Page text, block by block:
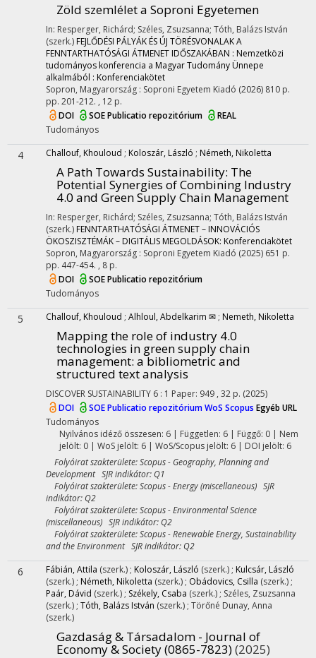
Zöld szemlélet a Soproni Egyetemen
In: Resperger, Richárd; Széles, Zsuzsanna; Tóth, Balázs István
(szerk.) FEJLŐDÉSI PÁLYÁK ÉS ÚJ TÖRÉSVONALAK A
FENNTARTHATÓSÁGI ÁTMENET IDŐSZAKÁBAN : Nemzetközi
tudományos konferencia a Magyar Tudomány Ünnepe
alkalmából : Konferenciakötet
Sopron, Magyarország : Soproni Egyetem Kiadó (2026) 810 p.
pp. 201-212. , 12 p.
DOI
SOE Publicatio repozitórium
REAL
Tudományos
4 Challouf, Khouloud ; Koloszár, László ; Németh, Nikoletta
A Path Towards Sustainability: The
Potential Synergies of Combining Industry
4.0 and Green Supply Chain Management
In: Resperger, Richárd; Széles, Zsuzsanna; Tóth, Balázs István
(szerk.) FENNTARTHATÓSÁGI ÁTMENET – INNOVÁCIÓS
ÖKOSZISZTÉMÁK – DIGITÁLIS MEGOLDÁSOK: Konferenciakötet
Sopron, Magyarország : Soproni Egyetem Kiadó (2025) 651 p.
pp. 447-454. , 8 p.
DOI
SOE Publicatio repozitórium
Tudományos
5 Challouf, Khouloud ; Alhloul, Abdelkarim ✉ ; Nemeth, Nikoletta
Mapping the role of industry 4.0
technologies in green supply chain
management: a bibliometric and
structured text analysis
DISCOVER SUSTAINABILITY 6 : 1 Paper: 949 , 32 p. (2025)
DOI
SOE Publicatio repozitóriumWoS Scopus Egyéb URL
Tudományos
Nyilvános idéző összesen: 6| Független: 6 | Függő: 0 | Nem
jelölt: 0 | WoS jelölt: 6 | WoS/Scopus jelölt: 6 | DOI jelölt: 6
Folyóirat szakterülete: Scopus - Geography, Planning and
Development SJR indikátor: Q1
Folyóirat szakterülete: Scopus - Energy (miscellaneous) SJR
indikátor: Q2
Folyóirat szakterülete: Scopus - Environmental Science
(miscellaneous) SJR indikátor: Q2
Folyóirat szakterülete: Scopus - Renewable Energy, Sustainability
and the Environment SJR indikátor: Q2
6 Fábián, Attila (szerk.) ; Koloszár, László (szerk.) ; Kulcsár, László
(szerk.) ; Németh, Nikoletta (szerk.) ; Obádovics, Csilla (szerk.) ;
Paár, Dávid (szerk.) ; Székely, Csaba (szerk.) ; Széles, Zsuzsanna
(szerk.) ; Tóth, Balázs István (szerk.) ; Törőné Dunay, Anna
(szerk.)
Gazdaság & Társadalom - Journal of
Economy & Society (0865-7823)(2025)